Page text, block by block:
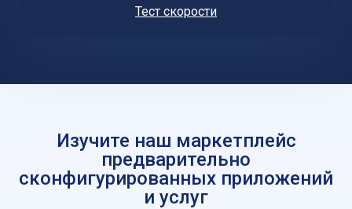
Тест скорости
Изучите наш маркетплейс
предварительно
сконфигурированных приложений
и услуг